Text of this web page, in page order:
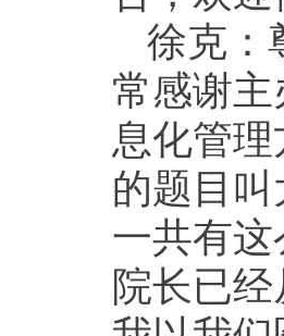
徐克：
常感谢
息化管
的题目
一共有
院长已